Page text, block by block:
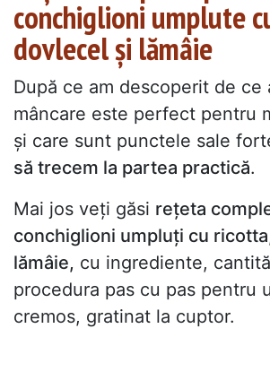
conchiglioni umplute
dovlecel și lămâie
După ce am descoperit de ce
mâncare este perfect pentru
și care sunt punctele sale
să trecem la partea practică.
Mai jos veți găsi rețeta
conchiglioni umpluți cu
lămâie, cu ingrediente,
procedura pas cu pas pentru
cremos, gratinat la cuptor.